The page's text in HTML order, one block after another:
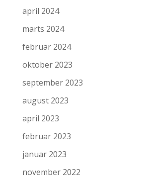
april 2024
marts 2024
februar 2024
oktober 2023
september 2023
august 2023
april 2023
februar 2023
januar 2023
november 2022